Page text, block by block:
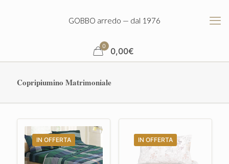
GOBBO arredo — dal 1976
0 0,00€
Copripiumino Matrimoniale
IN OFFERTA IN OFFERTA